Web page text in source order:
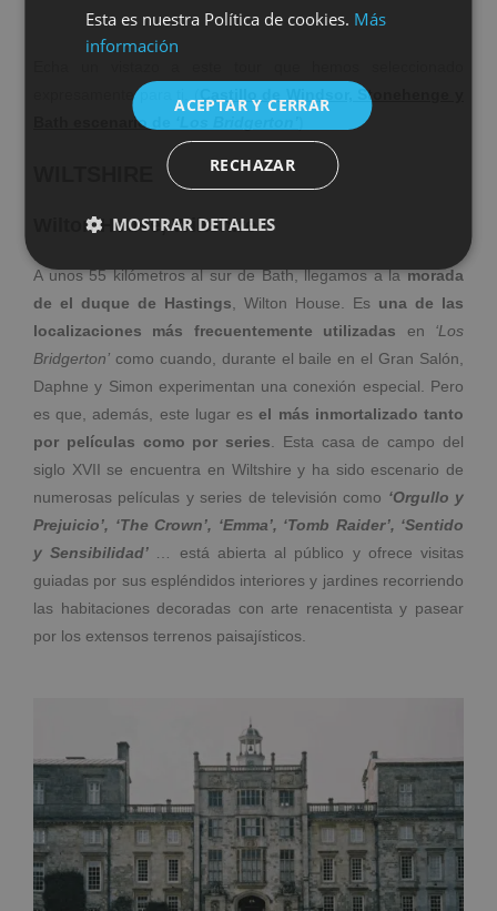
expresamente para ti. (
Castillo de Windsor, Stonehenge y
Bath escenario de
Wilton House, Wiltshire
A unos 55 kilómetros al sur de Bath, llegamos a lamorada
de el duque de Hastings , Wilton House. Es una de las
localizaciones más frecuentemente utilizadas en ‘Los
Bridgerton’ como cuando, durante el baile en el Gran Salón,
Daphne y Simon experimentan una conexión especial. Pero
es que, además, este lugar esel más inmortalizado tanto
por películas como por series . Esta casa de campo del
siglo XVII se encuentra en Wiltshire y ha sido escenario de
numerosas películas y series de televisión como ‘Orgullo y
Prejuicio’, ‘The Crown’, ‘Emma’, ‘Tomb Raider’, ‘Sentido
y Sensibilidad’
… está abierta al público y ofrece visitas
guiadas por sus espléndidos interiores y jardines recorriendo
las habitaciones decoradas con arte renacentista y pasear
por los extensos terrenos paisajísticos.
ENGLISH
Esta es nuestra Política de cookies. Más
información
ACEPTAR Y CERRAR
RECHAZAR
MOSTRAR DETALLES